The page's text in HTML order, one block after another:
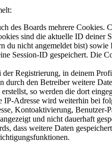
des Boards mehrere
sind die aktuelle ID
du nicht angemeldet bist)
Session-ID gespeichert. Die
Registrierung, in deinem
den Betreiber weitere
so werden die dort
Adresse wird weiterhin bei
Kontoaktivierung,
und nicht dauerhaft
dass weitere Daten